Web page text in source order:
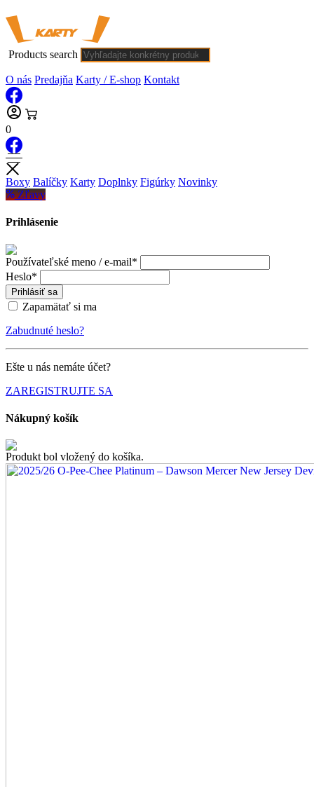
Products search
O nás Predajňa Karty / E-shop Kontakt
0
Boxy Balíčky Karty Doplnky Figúrky Novinky
Zľavy
Prihlásenie
Používateľské meno / e-mail*
Heslo*
Prihlásiť sa
Zapamätať si ma
Zabudnuté heslo?
Ešte u nás nemáte účet?
ZAREGISTRUJTE SA
Nákupný košík
Produkt bol vložený do košíka.